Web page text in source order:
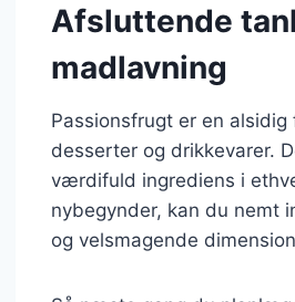
Afsluttende
madlavning
Passionsfrugt er en
desserter og drikkevarer.
værdifuld ingrediens i
nybegynder, kan du nemt
og velsmagende